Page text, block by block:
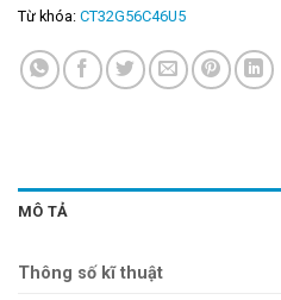
Từ khóa: CT32G56C46U5
MÔ TẢ
Thông số kĩ thuật